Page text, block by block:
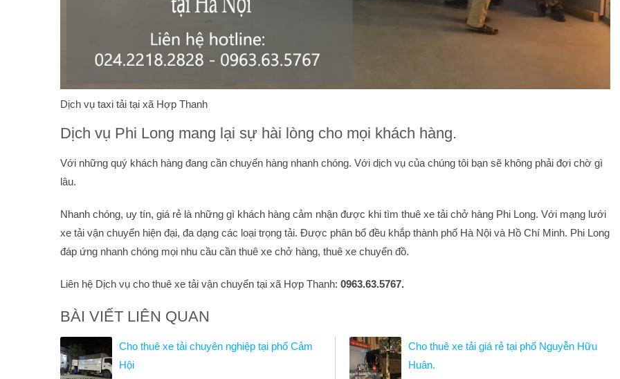
Dịch vụ taxi tải tại xã Hợp Thanh
Dịch vụ Phi Long mang lại sự hài lòng cho mọi khách hàng.
Với những quý khách hàng đang cần chuyển hàng nhanh chóng. Với dịch vụ của chúng tôi bạn sẽ không phải đợi chờ gì
lâu.
Nhanh chóng, uy tín, giá rẻ là những gì khách hàng cảm nhận được khi tìm thuê xe tải chở hàng Phi Long. Với mạng lưới
xe tải vận chuyển hiện đại, đa dạng các loại trọng tải. Được phân bổ đều khắp thành phố Hà Nội và Hồ Chí Minh. Phi Long
đáp ứng nhanh chóng mọi nhu cầu cần thuê xe chở hàng, thuê xe chuyển đồ.
Liên hệ Dịch vụ cho thuê xe tải vận chuyển tại xã Hợp Thanh: 0963.63.5767.
BÀI VIẾT LIÊN QUAN
Cho thuê xe tải chuyên nghiệp tại phố Cảm
Hội
Cho thuê xe tải giá rẻ tại phố Nguyễn Hữu
Huân.